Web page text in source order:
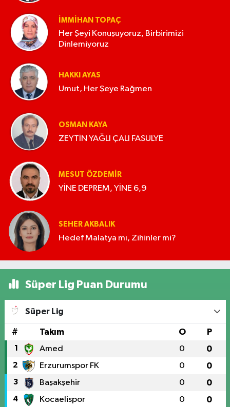
İMMIHAN TOPAÇ
Her Şeyi Konuşuyoruz, Birbirimizi
Dinlemiyoruz
HAKKI AYAS
Umut, Her Şeye Rağmen
OSMAN KAYA
ZEYTİN YAĞLI ÇALI FASULYE
MESUT ÖZDEMIR
YİNE DEPREM, YİNE 6,9
SEHER AKBALIK
Hedef Malatya mı, Zihinler mi?
Süper Lig Puan Durumu
Süper Lig
# Takım O P
1 Amed 0 0
2 Erzurumspor FK 0 0
3 Başakşehir 0 0
4 Kocaelispor 0 0